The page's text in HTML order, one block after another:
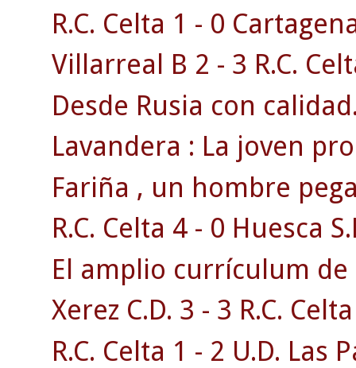
R.C. Celta 1 - 0
Villarreal B 2 - 3 R.C.
Desde Rusia con
Lavandera : La joven
Fariña , un hombre
R.C. Celta 4 - 0 Huesca
El amplio currículum de
Xerez C.D. 3 - 3 R.C.
R.C. Celta 1 - 2 U.D. Las